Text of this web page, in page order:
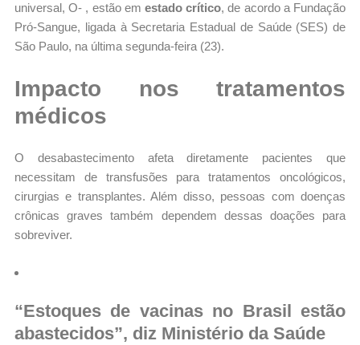
universal, O- , estão em estado crítico, de acordo a Fundação
Pró-Sangue, ligada à Secretaria Estadual de Saúde (SES) de
São Paulo, na última segunda-feira (23).
Impacto nos tratamentos
médicos
O desabastecimento afeta diretamente pacientes que
necessitam de transfusões para tratamentos oncológicos,
cirurgias e transplantes. Além disso, pessoas com doenças
crônicas graves também dependem dessas doações para
sobreviver.
“Estoques de vacinas no Brasil estão
abastecidos”, diz Ministério da Saúde